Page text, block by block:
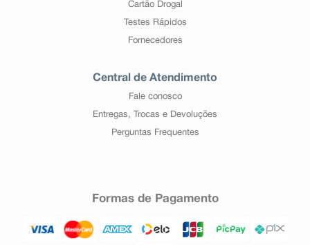
Cartão Drogal
Testes Rápidos
Fornecedores
Central de Atendimento
Fale conosco
Entregas, Trocas e Devoluções
Perguntas Frequentes
Formas de Pagamento